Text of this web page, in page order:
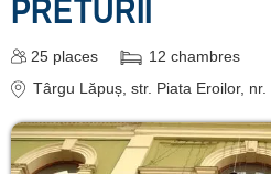
PRETURII
25 places 12 chambres
Târgu Lăpuș, str. Piata Eroilor, nr.